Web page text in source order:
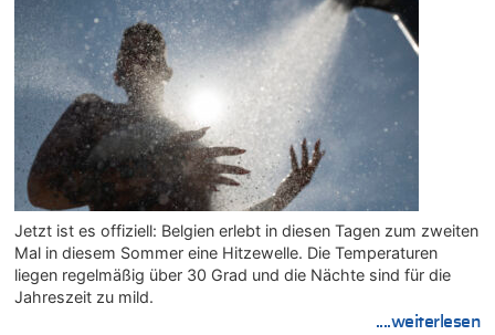
Jetzt ist es offiziell: Belgien erlebt in diesen Tagen zum zweiten
Mal in diesem Sommer eine Hitzewelle. Die Temperaturen
liegen regelmäßig über 30 Grad und die Nächte sind für die
Jahreszeit zu mild.
....weiterlesen